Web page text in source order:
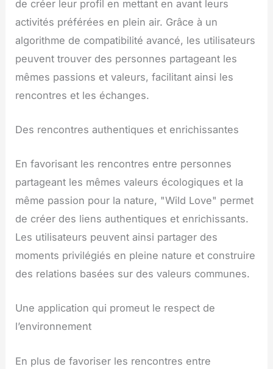
de créer leur profil en mettant en avant leurs
activités préférées en plein air. Grâce à un
algorithme de compatibilité avancé, les utilisateurs
peuvent trouver des personnes partageant les
mêmes passions et valeurs, facilitant ainsi les
rencontres et les échanges.
Des rencontres authentiques et enrichissantes
En favorisant les rencontres entre personnes
partageant les mêmes valeurs écologiques et la
même passion pour la nature, "Wild Love" permet
de créer des liens authentiques et enrichissants.
Les utilisateurs peuvent ainsi partager des
moments privilégiés en pleine nature et construire
des relations basées sur des valeurs communes.
Une application qui promeut le respect de
l’environnement
En plus de favoriser les rencontres entre